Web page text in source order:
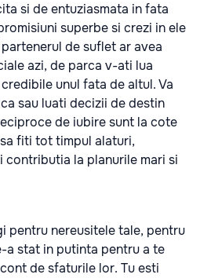
si de entuziasmata in fata
superbe si crezi in ele
de suflet ar avea
azi, de parca v-ati lua
unul fata de altul. Va
sau luati decizii de destin
de iubire sunt la cote
fiti tot timpul alaturi,
contributia la planurile mari si
pentru nereusitele tale, pentru
a stat in putinta pentru a te
de sfaturile lor. Tu esti